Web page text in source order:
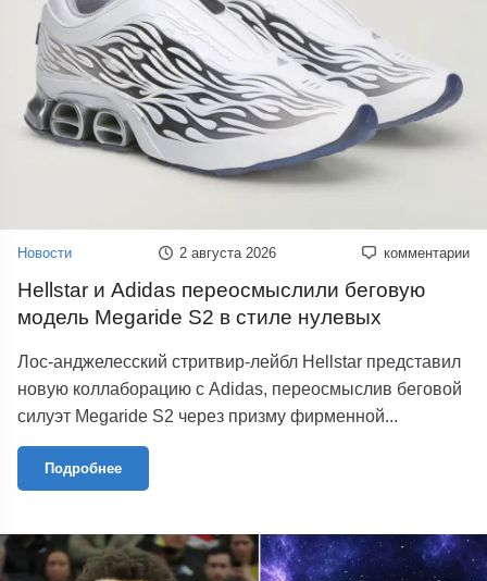
Новости 2 августа 2026 комментарии
Hellstar и Adidas переосмыслили беговую
модель Megaride S2 в стиле нулевых
Лос-анджелесский стритвир-лейбл Hellstar представил
новую коллаборацию с Adidas, переосмыслив беговой
силуэт Megaride S2 через призму фирменной...
Подробнее